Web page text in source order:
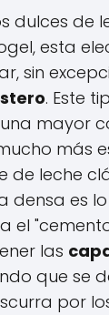
dulces de
esta
sin
. Este
mayor
más
de leche
densa es
el
las
que se
por